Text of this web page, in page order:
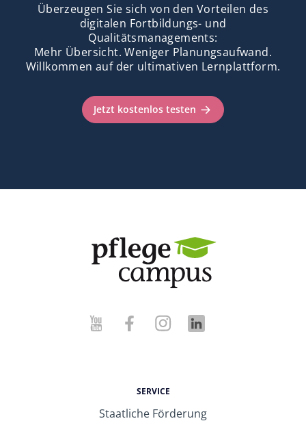
Überzeugen Sie sich von den Vorteilen des
digitalen Fortbildungs- und
Qualitätsmanagements:
Mehr Übersicht. Weniger Planungsaufwand.
Willkommen auf der ultimativen Lernplattform.
Jetzt kostenlos testen
SERVICE
Staatliche Förderung